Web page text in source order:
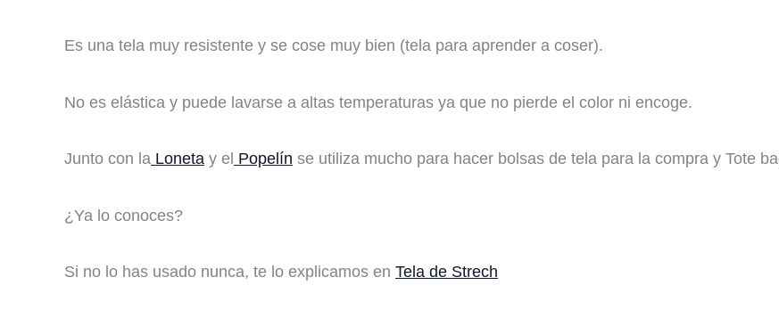
Es una tela muy resistente y se cose muy bien (tela para aprender a coser).
No es elástica y puede lavarse a altas temperaturas ya que no pierde el color ni encoge.
Junto con la Loneta y el Popelín se utiliza mucho para hacer bolsas de tela para la compra y Tote
¿Ya lo conoces?
Si no lo has usado nunca, te lo explicamos en Tela de Strech